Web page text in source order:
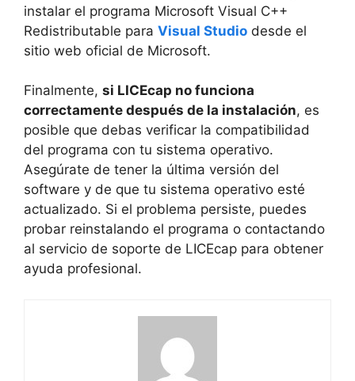
instalar el programa Microsoft Visual C++
Redistributable para Visual Studio desde el
sitio web oficial de Microsoft.
Finalmente, si LICEcap no funciona
correctamente después de la instalación, es
posible que debas verificar la compatibilidad
del programa con tu sistema operativo.
Asegúrate de tener la última versión del
software y de que tu sistema operativo esté
actualizado. Si el problema persiste, puedes
probar reinstalando el programa o contactando
al servicio de soporte de LICEcap para obtener
ayuda profesional.